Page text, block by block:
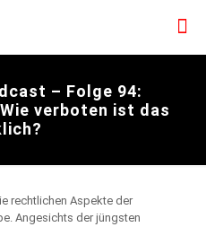
– Folge 94:
verboten ist das
rechtlichen Aspekte der
Angesichts der jüngsten